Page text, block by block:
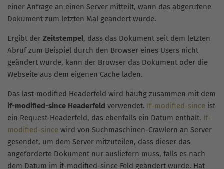
einer Anfrage an einen Server mitteilt, wann das abgerufene
Dokument zum letzten Mal geändert wurde.
Ergibt der Zeitstempel, dass das Dokument seit dem letzten
Abruf zum Beispiel durch den Browser eines Users nicht
geändert wurde, kann der Browser das Dokument oder die
Webseite aus dem eigenen Cache laden.
Das last-modified Headerfeld wird häufig zusammen mit dem
if-modified-since Headerfeld verwendet. If-modified-since ist
ein Request-Headerfeld, das ebenfalls ein Datum enthält. If-
modified-since wird von Suchmaschinen-Crawlern an Server
gesendet, um dem Server mitzuteilen, dass dieser das
angeforderte Dokument nur ausliefern muss, falls es nach
dem Datum im if-modified-since Feld geändert wurde. Hat